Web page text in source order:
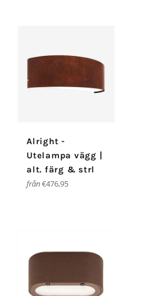
Alright -
Utelampa vägg |
alt. färg & strl
från€476,95